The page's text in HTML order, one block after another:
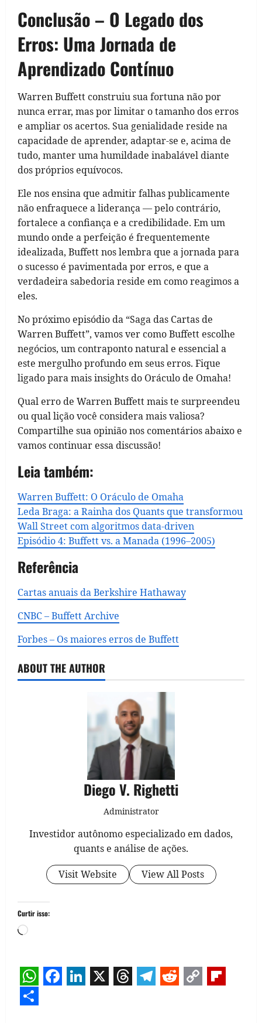
Conclusão – O Legado dos
Erros: Uma Jornada de
Aprendizado Contínuo
Warren Buffett construiu sua fortuna não por
nunca errar, mas por limitar o tamanho dos erros
e ampliar os acertos. Sua genialidade reside na
capacidade de aprender, adaptar-se e, acima de
tudo, manter uma humildade inabalável diante
dos próprios equívocos.
Ele nos ensina que admitir falhas publicamente
não enfraquece a liderança — pelo contrário,
fortalece a confiança e a credibilidade. Em um
mundo onde a perfeição é frequentemente
idealizada, Buffett nos lembra que a jornada para
o sucesso é pavimentada por erros, e que a
verdadeira sabedoria reside em como reagimos a
eles.
No próximo episódio da “Saga das Cartas de
Warren Buffett”, vamos ver como Buffett escolhe
negócios, um contraponto natural e essencial a
este mergulho profundo em seus erros. Fique
ligado para mais insights do Oráculo de Omaha!
Qual erro de Warren Buffett mais te surpreendeu
ou qual lição você considera mais valiosa?
Compartilhe sua opinião nos comentários abaixo e
vamos continuar essa discussão!
Leia também:
Warren Buffett: O Oráculo de Omaha
Leda Braga: a Rainha dos Quants que transformou
Wall Street com algoritmos data‑driven
Episódio 4: Buffett vs. a Manada (1996–2005)
Referência
Cartas anuais da Berkshire Hathaway
CNBC – Buffett Archive
Forbes – Os maiores erros de Buffett
ABOUT THE AUTHOR
Diego V. Righetti
Administrator
Investidor autônomo especializado em dados,
quants e análise de ações.
Visit Website
View All Posts
Curtir isso:
Carregando...
WhatsApp